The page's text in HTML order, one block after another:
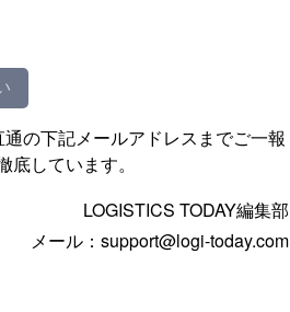
の下記メールアドレスまでご一報
しています。
LOGISTICS TODAY編集部
メール：support@logi-today.com